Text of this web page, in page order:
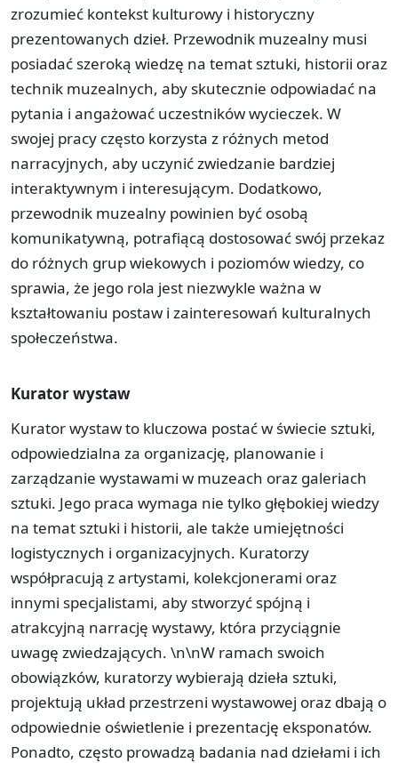
zrozumieć kontekst kulturowy i historyczny
prezentowanych dzieł. Przewodnik muzealny musi
posiadać szeroką wiedzę na temat sztuki, historii oraz
technik muzealnych, aby skutecznie odpowiadać na
pytania i angażować uczestników wycieczek. W
swojej pracy często korzysta z różnych metod
narracyjnych, aby uczynić zwiedzanie bardziej
interaktywnym i interesującym. Dodatkowo,
przewodnik muzealny powinien być osobą
komunikatywną, potrafiącą dostosować swój przekaz
do różnych grup wiekowych i poziomów wiedzy, co
sprawia, że jego rola jest niezwykle ważna w
kształtowaniu postaw i zainteresowań kulturalnych
społeczeństwa.
Kurator wystaw
Kurator wystaw to kluczowa postać w świecie sztuki,
odpowiedzialna za organizację, planowanie i
zarządzanie wystawami w muzeach oraz galeriach
sztuki. Jego praca wymaga nie tylko głębokiej wiedzy
na temat sztuki i historii, ale także umiejętności
logistycznych i organizacyjnych. Kuratorzy
współpracują z artystami, kolekcjonerami oraz
innymi specjalistami, aby stworzyć spójną i
atrakcyjną narrację wystawy, która przyciągnie
uwagę zwiedzających. \n\nW ramach swoich
obowiązków, kuratorzy wybierają dzieła sztuki,
projektują układ przestrzeni wystawowej oraz dbają o
odpowiednie oświetlenie i prezentację eksponatów.
Ponadto, często prowadzą badania nad dziełami i ich